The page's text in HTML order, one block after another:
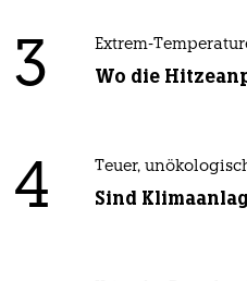
3 Extrem-
Wo die
4 Teuer,
Sind